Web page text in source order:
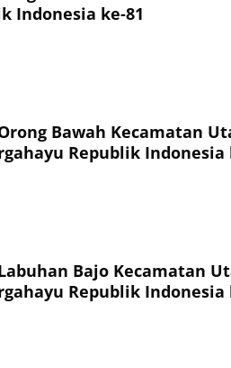
Indonesia ke-81
Bawah Kecamatan
Republik Indonesia
Bajo Kecamatan
Republik Indonesia